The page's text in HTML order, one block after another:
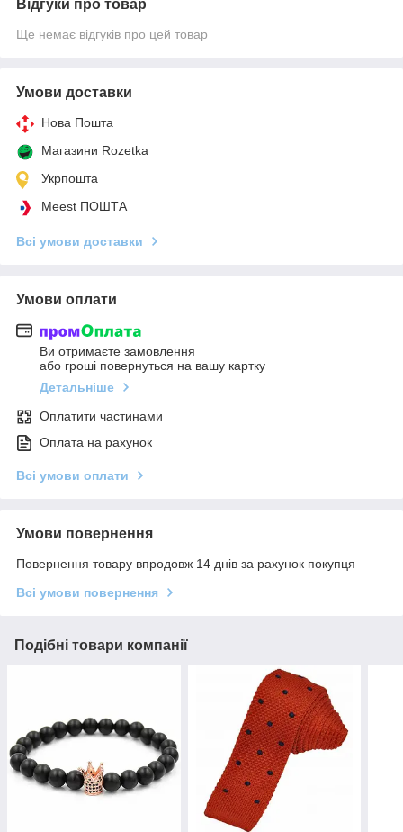
Відгуки про товар
Ще немає відгуків про цей товар
Умови доставки
Нова Пошта
Магазини Rozetka
Укрпошта
Meest ПОШТА
Всі умови доставки
Умови оплати
Ви отримаєте замовлення
або гроші повернуться на вашу картку
Детальніше
Оплатити частинами
Оплата на рахунок
Всі умови оплати
Умови повернення
Повернення товару впродовж 14 днів за рахунок покупця
Всі умови повернення
Подібні товари компанії